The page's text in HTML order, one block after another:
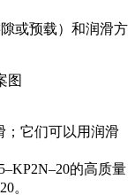
或预载）和润滑方
它们可以用润滑
的高质量
。